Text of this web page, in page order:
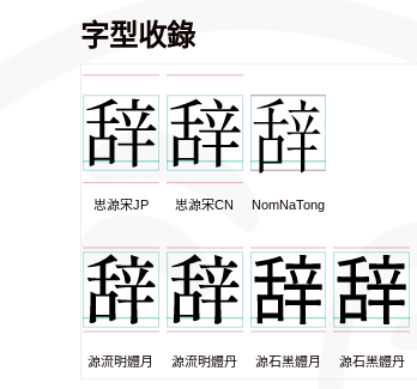
字型收錄
思源宋JP 思源宋CN NomNaTong
源流明體月 源流明體丹 源石黑體月 源石黑體丹